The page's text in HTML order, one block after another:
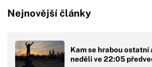
Nejnovější články
Kam se hrabou ostatní
neděli ve 22:05